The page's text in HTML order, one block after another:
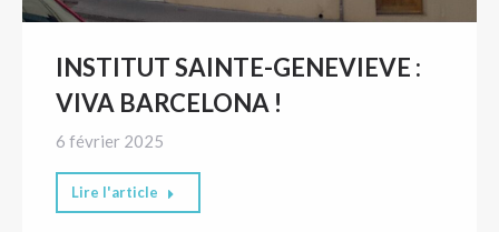
INSTITUT SAINTE-GENEVIEVE :
VIVA BARCELONA !
6 février 2025
Lire l'article